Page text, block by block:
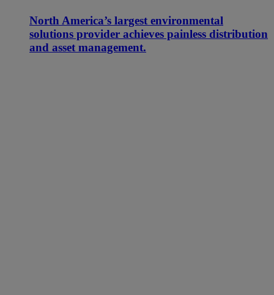
North America’s largest environmental
solutions provider achieves painless distribution
and asset management.